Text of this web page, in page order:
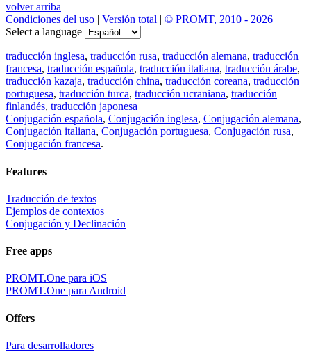
volver arriba
Condiciones del uso | Versión total | © PROMT, 2010 - 2026
Select a language
traducción inglesa, traducción rusa, traducción alemana, traducción
francesa, traducción española, traducción italiana, traducción árabe,
traducción kazaja, traducción china, traducción coreana, traducción
portuguesa, traducción turca, traducción ucraniana, traducción
finlandés, traducción japonesa
Conjugación española, Conjugación inglesa, Conjugación alemana,
Conjugación italiana, Conjugación portuguesa, Conjugación rusa,
Conjugación francesa.
Features
Traducción de textos
Ejemplos de contextos
Conjugación y Declinación
Free apps
PROMT.One para iOS
PROMT.One para Android
Offers
Para desarrolladores